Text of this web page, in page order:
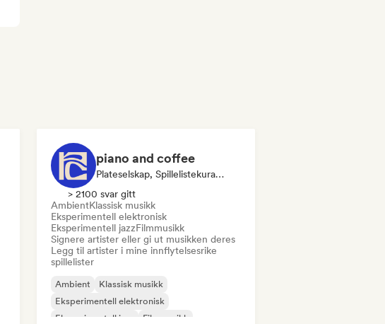
piano and coffee
Plateselskap, Spillelistekurator
> 2100 svar gitt
AmbientKlassisk musikk
Eksperimentell elektronisk
Eksperimentell jazzFilmmusikk
Signere artister eller gi ut musikken deres
Legg til artister i mine innflytelsesrike
spillelister
Ambient
Klassisk musikk
Eksperimentell elektronisk
Eksperimentell jazz
Filmmusikk